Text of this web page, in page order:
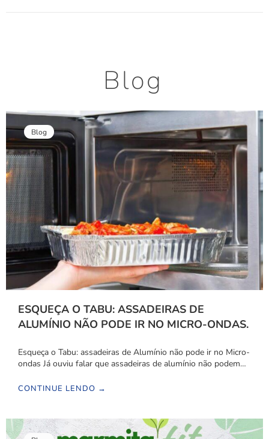
Blog
Blog
ESQUEÇA O TABU: ASSADEIRAS DE
ALUMÍNIO NÃO PODE IR NO MICRO-ONDAS.
Esqueça o Tabu: assadeiras de Alumínio não pode ir no Micro-
ondas Já ouviu falar que assadeiras de alumínio não podem…
CONTINUE LENDO →